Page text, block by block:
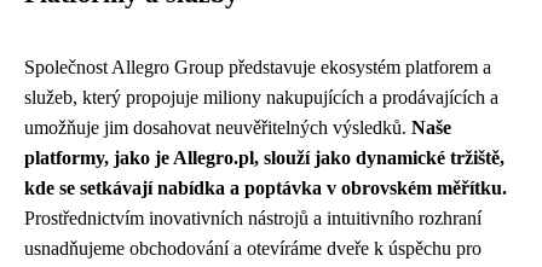
Společnost Allegro Group představuje ekosystém platforem a
služeb, který propojuje miliony nakupujících a prodávajících a
umožňuje jim dosahovat neuvěřitelných výsledků. Naše
platformy, jako je Allegro.pl, slouží jako dynamické tržiště,
kde se setkávají nabídka a poptávka v obrovském měřítku.
Prostřednictvím inovativních nástrojů a intuitivního rozhraní
usnadňujeme obchodování a otevíráme dveře k úspěchu pro